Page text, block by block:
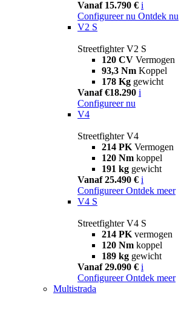
Vanaf 15.790 € i
Configureer nu Ontdek nu
V2 S
Streetfighter V2 S
120 CV Vermogen
93,3 Nm Koppel
178 Kg gewicht
Vanaf €18.290 i
Configureer nu
V4
Streetfighter V4
214 PK Vermogen
120 Nm koppel
191 kg gewicht
Vanaf 25.490 € i
Configureer Ontdek meer
V4 S
Streetfighter V4 S
214 PK vermogen
120 Nm koppel
189 kg gewicht
Vanaf 29.090 € i
Configureer Ontdek meer
Multistrada